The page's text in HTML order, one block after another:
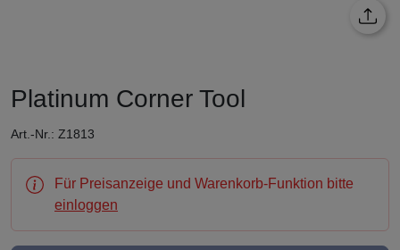
Platinum Corner Tool
Art.-Nr.: Z1813
Für Preisanzeige und Warenkorb-Funktion bitte
einloggen